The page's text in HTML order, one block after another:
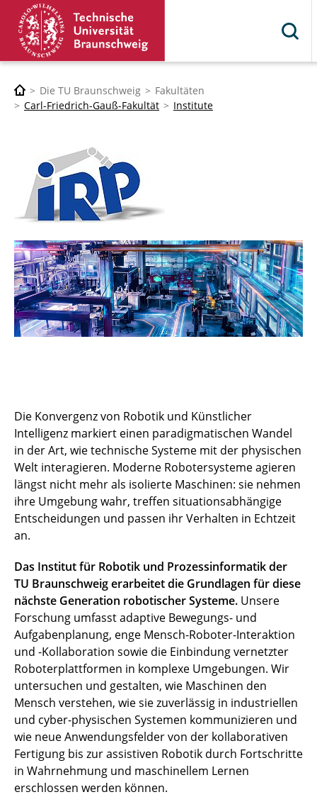
Die TU Braunschweig
Fakultäten
Carl-Friedrich-Gauß-Fakultät
Institute
Die Konvergenz von Robotik und Künstlicher
Intelligenz markiert einen paradigmatischen Wandel
in der Art, wie technische Systeme mit der physischen
Welt interagieren. Moderne Robotersysteme agieren
längst nicht mehr als isolierte Maschinen: sie nehmen
ihre Umgebung wahr, treffen situationsabhängige
Entscheidungen und passen ihr Verhalten in Echtzeit
an.
Das Institut für Robotik und Prozessinformatik der
TU Braunschweig erarbeitet die Grundlagen für diese
nächste Generation robotischer Systeme. Unsere
Forschung umfasst adaptive Bewegungs- und
Aufgabenplanung, enge Mensch-Roboter-Interaktion
und -Kollaboration sowie die Einbindung vernetzter
Roboterplattformen in komplexe Umgebungen. Wir
untersuchen und gestalten, wie Maschinen den
Mensch verstehen, wie sie zuverlässig in industriellen
und cyber-physischen Systemen kommunizieren und
wie neue Anwendungsfelder von der kollaborativen
Fertigung bis zur assistiven Robotik durch Fortschritte
in Wahrnehmung und maschinellem Lernen
erschlossen werden können.